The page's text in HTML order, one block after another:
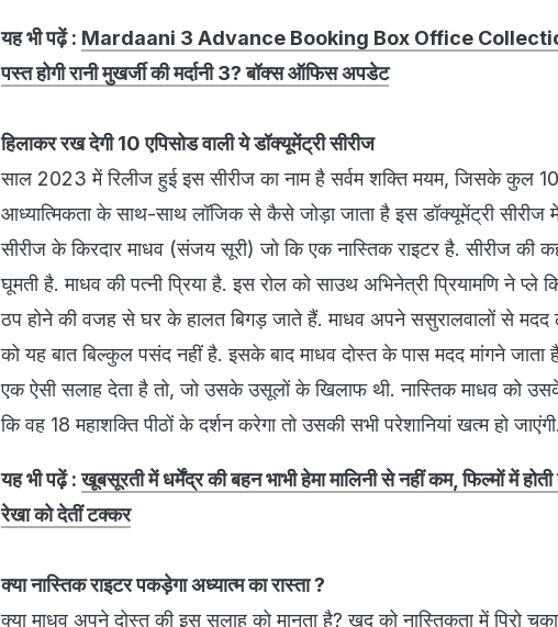
यह भी पढ़ें : Mardaani 3 Advance Booking Box Office
पस्त होगी रानी मुखर्जी की मर्दानी 3? बॉक्स ऑफिस अपडेट
हिलाकर रख देगी 10 एपिसोड वाली ये डॉक्यूमेंट्री सीरीज
साल 2023 में रिलीज हुई इस सीरीज का नाम है सर्वम शक्ति मयम, जिसके कुल 10
आध्यात्मिकता के साथ-साथ लॉजिक से कैसे जोड़ा जाता है इस डॉक्यूमेंट्री सीरीज में
सीरीज के किरदार माधव (संजय सूरी) जो कि एक नास्तिक राइटर है. सीरीज की
घूमती है. माधव की पत्नी प्रिया है. इस रोल को साउथ अभिनेत्री प्रियामणि ने प्ले
ठप होने की वजह से घर के हालत बिगड़ जाते हैं. माधव अपने ससुरालवालों से मदद
को यह बात बिल्कुल पसंद नहीं है. इसके बाद माधव दोस्त के पास मदद मांगने
एक ऐसी सलाह देता है तो, जो उसके उसूलों के खिलाफ थी. नास्तिक माधव को
कि वह 18 महाशक्ति पीठों के दर्शन करेगा तो उसकी सभी परेशानियां खत्म हो जाएंगी.
यह भी पढ़ें :खूबसूरती में धर्मेंद्र की बहन भाभी हेमा मालिनी से नहीं कम, फिल्मों में होती
रेखा को देतीं टक्कर
क्या नास्तिक राइटर पकड़ेगा अध्यात्म का रास्ता ?
क्या माधव अपने दोस्त की इस सलाह को मानता है? खुद को नास्तिकता में पिरो